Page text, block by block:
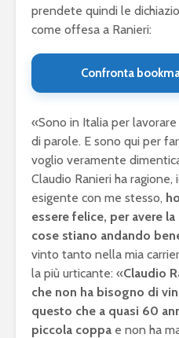
prendete quindi le
come offesa a Ranieri:
Confronta
«Sono in Italia per
di parole. E sono qui per
voglio veramente
Claudio Ranieri ha
esigente con me stesso,
essere felice, per avere
cose stiano andando
vinto tanto nella mia
la più urticante: «Claudio
che non ha bisogno di
questo che a quasi 60
piccola coppa e non ha